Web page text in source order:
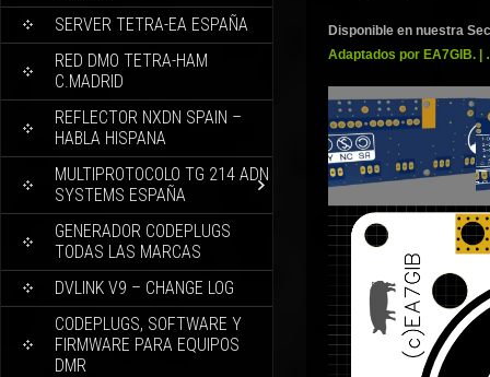
SERVER TETRA-EA ESPAÑA
RED DMO TETRA-HAM
C.MADRID
REFLECTOR NXDN SPAIN –
HABLA HISPANA
MULTIPROTOCOLO TG 214 ADN
SYSTEMS ESPAÑA
GENERADOR CODEPLUGS
TODAS LAS MARCAS
DVLINK V9 – CHANGE LOG
CODEPLUGS, SOFTWARE Y
FIRMWARE PARA EQUIPOS
DMR
Disponible en nuestra
Adaptados por EA7GIB.